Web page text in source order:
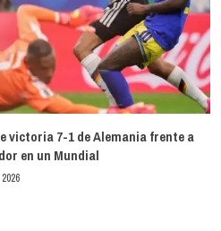
victoria 7-1 de Alemania frente a
en un Mundial